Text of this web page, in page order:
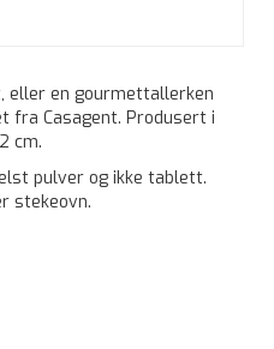
en gourmettallerken
fra Casagent. Produsert i
cm.
pulver og ikke tablett.
stekeovn.